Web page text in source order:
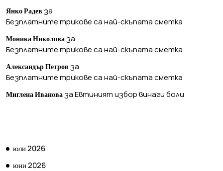
Янко Радев за
Безплатните трикове са най-скъпата сметка
Моника Николова за
Безплатните трикове са най-скъпата сметка
Александър Петров за
Безплатните трикове са най-скъпата сметка
Миглена Иванова заЕвтиният избор винаги боли
юли 2026
юни 2026